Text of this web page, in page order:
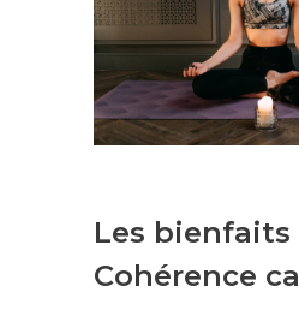
Les bienfaits
Cohérence